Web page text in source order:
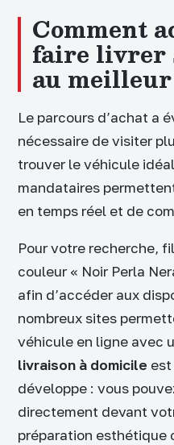
Comment
faire livrer
au
Le parcours d’achat a
nécessaire de visiter
trouver le véhicule
mandataires
en temps réel et de
Pour votre recherche,
couleur « Noir Perla
afin d’accéder aux
nombreux sites
véhicule en ligne avec
livraison à domicile est
développe : vous
directement devant
préparation esthétique